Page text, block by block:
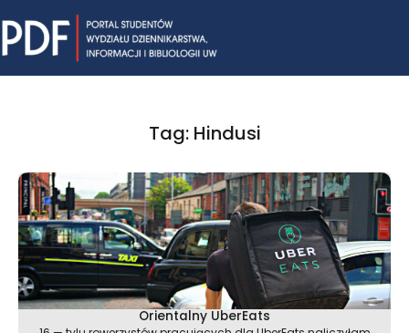
to
content
Tag: Hindusi
Orientalny UberEats